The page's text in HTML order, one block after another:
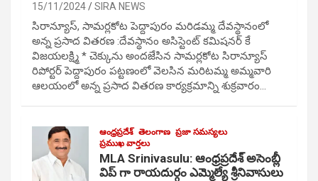
15/11/2024 SIRA NEWS
సిరాన్యూస్, సామర్లకోట పెద్దాపురం మరిడమ్మ దేవస్థానంలో
అన్న ప్రసాద వితరణ :దేవస్థానం అసిస్టెంట్ కమిషనర్ కే
విజయలక్ష్మి * చెక్కును అందజేసిన సామర్లకోట సిరాన్యూస్
రిపోర్టర్ పెద్దాపురం పట్టణంలో వెలసిన మరిటమ్మ అమ్మవారి
ఆలయంలో అన్న ప్రసాద వితరణ కార్యక్రమాన్ని శుక్రవారం…
ఆంధ్రప్రదేశ్ తెలంగాణ ప్రజా సమస్యలు
ప్రముఖ వార్తలు
MLA Srinivasulu: ఆంధ్రప్రదేశ్ అసెంబ్లీ
విప్ గా రాయదుర్గం ఎమ్మెల్యే శ్రీనివాసులు